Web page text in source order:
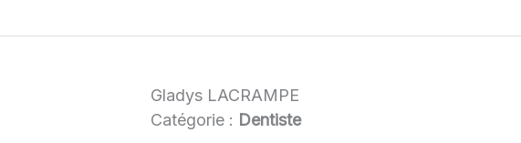
Gladys LACRAMPE
Catégorie : Dentiste